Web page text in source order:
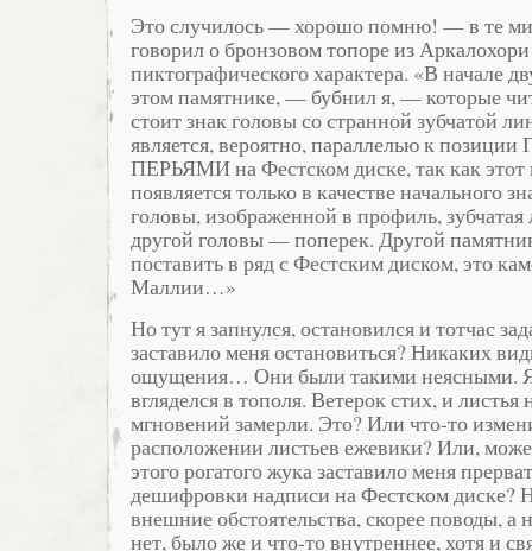
Это случилось — хорошо помню! — в те
говорил о бронзовом топоре из
пиктографического характера. «В начале
этом памятнике, — бубнил я, — которые
стоит знак головы со странной зубчатой
является, вероятно, параллелью к
ПЕРЬЯМИ на Фестском диске, так как этот
появляется только в качестве начального
головы, изображенной в профиль, зубчатая
другой головы — поперек. Другой
поставить в ряд с Фестским диском, это
Маллии…»
Но тут я запнулся, остановился и тотчас
заставило меня остановиться? Никаких
ощущения… Они были такими неясными.
вгляделся в тополя. Ветерок стих, и листья
мгновений замерли. Это? Или что-то
расположении листьев ежевики? Или,
этого рогатого жука заставило меня
дешифровки надписи на Фестском диске?
внешние обстоятельства, скорее поводы,
нет, было же и что-то внутреннее, хотя и